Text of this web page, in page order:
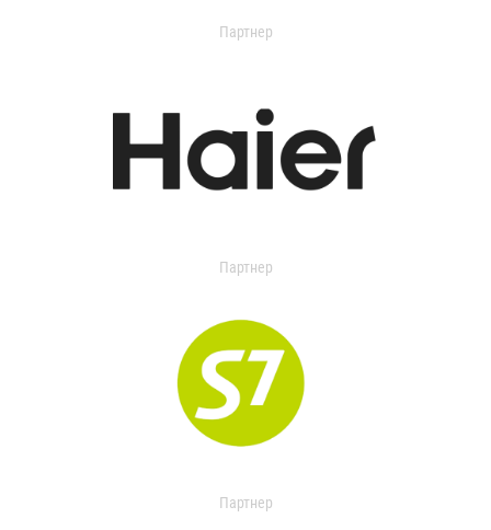
Партнер
Партнер
Партнер